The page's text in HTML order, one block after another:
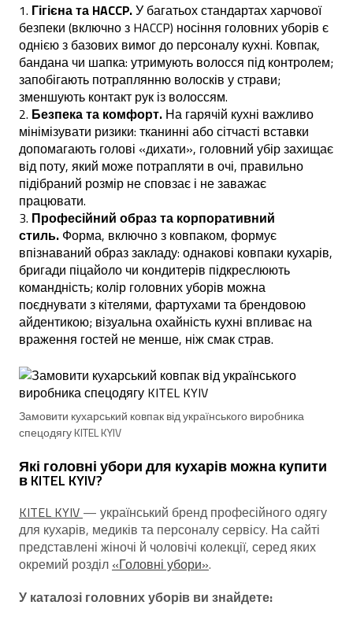
Гігієна та HACCP.У багатьох стандартах харчової
безпеки (включно з HACCP) носіння головних уборів є
однією з базових вимог до персоналу кухні. Ковпак,
бандана чи шапка: утримують волосся під контролем;
запобігають потраплянню волосків у страви;
зменшують контакт рук із волоссям.
Безпека та комфорт. На гарячій кухні важливо
мінімізувати ризики: тканинні або сітчасті вставки
допомагають голові «дихати», головний убір захищає
від поту, який може потрапляти в очі, правильно
підібраний розмір не сповзає і не заважає
працювати.
Професійний образ та корпоративний
стиль. Форма, включно з ковпаком, формує
впізнаваний образ закладу: однакові ковпаки кухарів,
бригади піцайоло чи кондитерів підкреслюють
командність; колір головних уборів можна
поєднувати з кітелями, фартухами та брендовою
айдентикою; візуальна охайність кухні впливає на
враження гостей не менше, ніж смак страв.
Замовити кухарський ковпак від українського виробника
спецодягу KITEL KYIV
Які головні убори для кухарів можна купити
в KITEL KYIV?
KITEL KYIV — український бренд професійного одягу
для кухарів, медиків та персоналу сервісу. На сайті
представлені жіночі й чоловічі колекції, серед яких
окремий розділ «Головні убори».
У каталозі головних уборів ви знайдете: